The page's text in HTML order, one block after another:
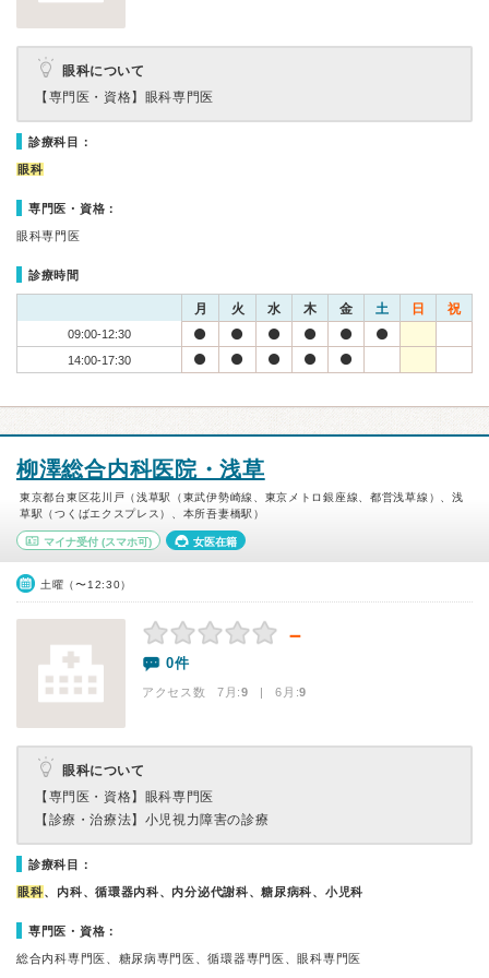
眼科について
【専門医・資格】 眼科専門医
診療科目：
眼科
専門医・資格：
眼科専門医
診療時間
月 火 水 木 金 土 日 祝
09:00-12:30
14:00-17:30
柳澤総合内科医院・浅草
東京都台東区花川戸（浅草駅（東武伊勢崎線、東京メトロ銀座線、都営浅草線）、浅
草駅（つくばエクスプレス）、本所吾妻橋駅）
マイナ受付 (スマホ可) 女医在籍
土曜（〜12:30）
－
0件
アクセス数 7月:9 | 6月:9
眼科について
【専門医・資格】 眼科専門医
【診療・治療法】 小児視力障害の診療
診療科目：
眼科、内科、循環器内科、内分泌代謝科、糖尿病科、小児科
専門医・資格：
総合内科専門医、糖尿病専門医、循環器専門医、眼科専門医